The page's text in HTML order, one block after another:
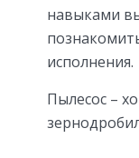
навыками
исполнения.
Пылесос –